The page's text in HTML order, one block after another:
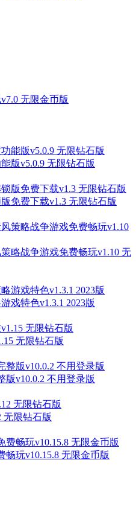
无限金币版
版v5.0.9 无限钻石版
免费下载v1.3 无限钻石版
略战争游戏免费畅玩v1.10 无
戏特色v1.3.1 2023版
无限钻石版
版v10.0.2 不用登录版
无限钻石版
畅玩v10.15.8 无限金币版